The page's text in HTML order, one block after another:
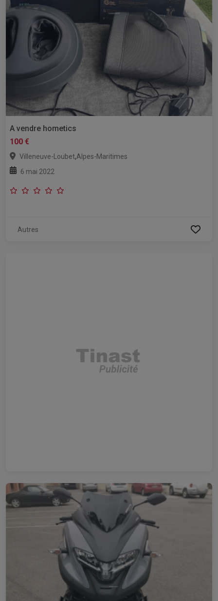
A vendre hometics
100 €
Villeneuve-Loubet,Alpes-Maritimes
6 mai 2022
Autres